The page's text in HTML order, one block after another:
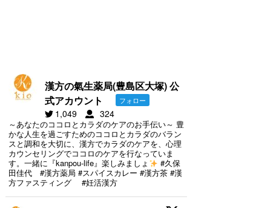
漢方の氣生薬局(豊島区大塚) 公
式アカウント
フォロー
1,049 324
～あなたのココロとカラダのケアのお手伝い～ 豊
かな人生を過ごすためのココロとカラダのバラン
スと調和を大切に、漢方でカラダのケアを、心理
カウンセリングでココロのケアを行なっていま
す。一緒に『kanpou-life』楽しみましょ
#久保
田佳代 #漢方薬局 #スパイスカレー #漢方茶 #漢
方ファスティング #妊活漢方